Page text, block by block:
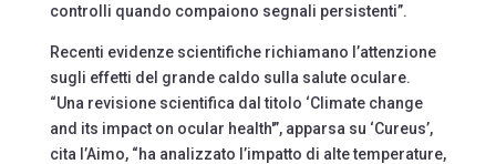
controlli quando compaiono segnali persistenti”.
Recenti evidenze scientifiche richiamano l’attenzione
sugli effetti del grande caldo sulla salute oculare.
“Una revisione scientifica dal titolo ‘Climate change
and its impact on ocular health'”, apparsa su ‘Cureus’,
cita l’Aimo, “ha analizzato l’impatto di alte temperature,